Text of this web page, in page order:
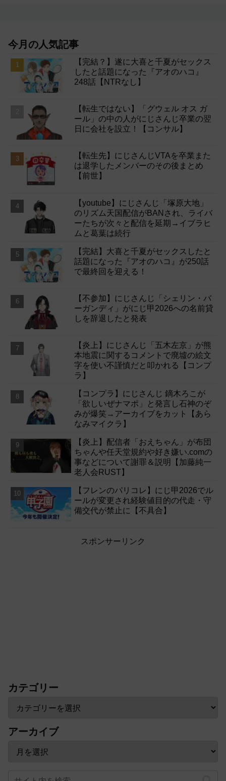
今月の人気記事
【完結？】遂に大喜と千夏がセックス
したと話題になった『アオのハコ』
248話【NTRなし】
【転生ではない】「グウェル オス ガ
ール」の中の人がにじさんじ卒業の翌
日に会社を設立！【コンサル】
【転生先】にじさんじVTAを卒業また
は退学したメンバーのその後まとめ
【前世】
【youtube】にじさんじ「塚原大地」
のリズム天国配信がBANされ、ライバ
ーたちが次々と配信を延期→イブラヒ
ムと葛葉は続行
【完結】大喜と千夏がセックスしたと
話題になった『アオのハコ』が250話
で最終回を迎える！
【不参加】にじさんじ「シェリン・バ
ーガンディ」がにじ甲2026への名前貸
しを辞退したと発表
【炎上】にじさんじ「五木左京」が熊
本地震に関するコメントで廃墟の絵文
字を使い不謹慎だと叩かれる【コンプ
ラ】
【コンプラ】にじさんじ 鏑木ろこが
「欲しいぜナマポ」と発言し石神のぞ
みが爆笑→アーカイブをカット【あら
なみマイクラ】
【炎上】配信者「おえちゃん」が布団
ちゃんや任天堂規約や好き嫌い.comの
事などについて謝罪＆説明【加藤純一
老人会RUST】
【フレンのパリコレ】にじ甲2026でル
ールが変更され経験値目的の代走・守
備交代が禁止に【不具合】
スポンサーリンク
カテゴリー
アーカイブ